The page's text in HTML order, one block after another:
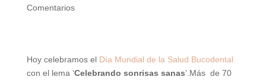
Comentarios
Hoy celebramos el Día Mundial de la Salud Bucodental
con el lema ‘Celebrando sonrisas sanas’.Más de 70